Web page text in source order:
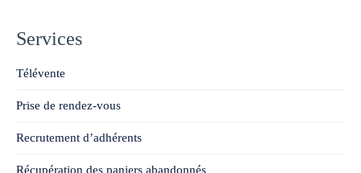
Services
Télévente
Prise de rendez-vous
Recrutement d’adhérents
Récupération des paniers abandonnés